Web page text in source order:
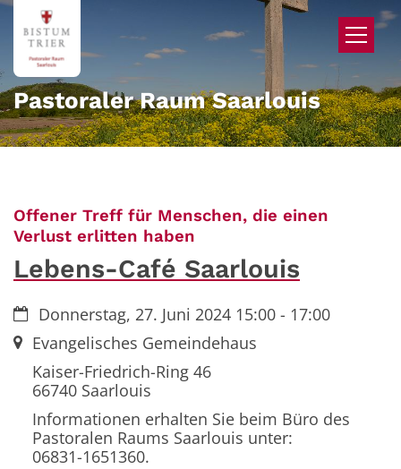
Zum Inhalt springen
Pastoraler Raum Saarlouis
Offener Treff für Menschen, die einen
Verlust erlitten haben
Lebens-Café Saarlouis
Datum:Donnerstag, 27. Juni 2024 15:00 - 17:00
Ort:Evangelisches Gemeindehaus
Kaiser-Friedrich-Ring 46
66740 Saarlouis
Informationen erhalten Sie beim Büro des
Pastoralen Raums Saarlouis unter:
06831-1651360.